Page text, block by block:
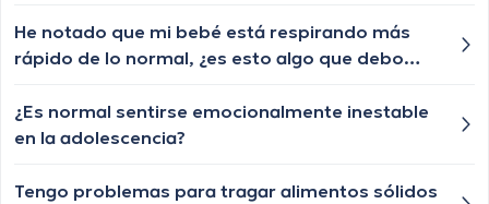
He notado que mi bebé está respirando más
rápido de lo normal, ¿es esto algo que debo
en los bebés?
¿Es normal sentirse emocionalmente inestable
en la adolescencia?
Tengo problemas para tragar alimentos sólidos